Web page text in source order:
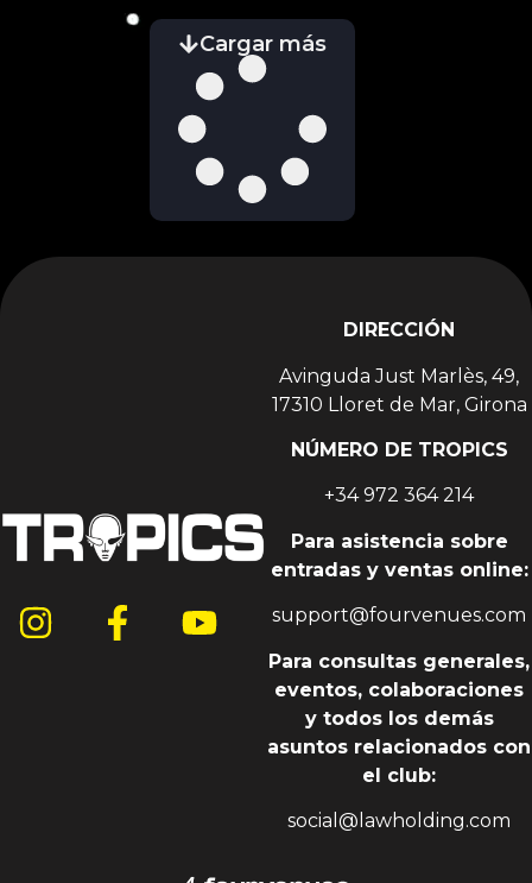
Cargar más
DIRECCIÓN
Avinguda Just Marlès, 49,
17310 Lloret de Mar, Girona
NÚMERO DE TROPICS
+34 972 364 214
Para asistencia sobre
entradas y ventas online:
support@fourvenues.com
Para consultas generales,
eventos, colaboraciones
y todos los demás
asuntos relacionados con
el club:
social@lawholding.com